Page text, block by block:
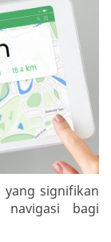
signifikan
navigasi bagi